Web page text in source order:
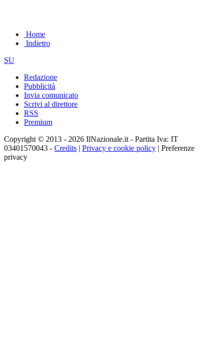
Home
Indietro
SU
Redazione
Pubblicità
Invia comunicato
Scrivi al direttore
RSS
Premium
Copyright © 2013 - 2026 IlNazionale.it - Partita Iva: IT
03401570043 - Credits | Privacy e cookie policy | Preferenze
privacy